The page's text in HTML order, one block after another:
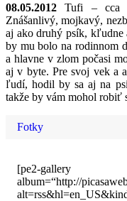
08.05.2012 Tufi – cca
Znášanlivý, mojkavý,
aj ako druhý psík,
by mu bolo na rodinnom
a hlavne v zlom počasi
aj v byte. Pre svoj vek a
ľudí, hodil by sa aj na
takže by vám mohol robiť
Fotky
[pe2-gallery
album=“http://